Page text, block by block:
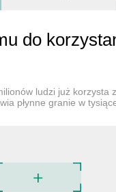
odpoczynku i ćwiczeń
ekran i oszczędza
do
ludzi już korzysta
płynne granie w